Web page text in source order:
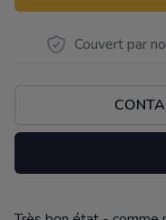
Couvert par